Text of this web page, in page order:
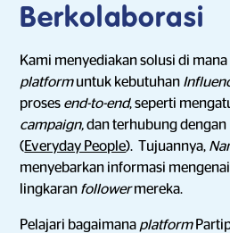
Berkolaborasi
Kami menyediakan solusi di mana
platformuntuk kebutuhan
proses end-to-end, seperti
campaign,dan terhubung dengan
(Everyday People). Tujuannya,
menyebarkan informasi
lingkaran followermereka.
Pelajari bagaimana platform